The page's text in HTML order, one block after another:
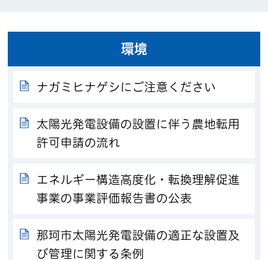
環境
ナガミヒナゲシにご注意ください
太陽光発電設備の設置に伴う農地転用
許可申請の流れ
エネルギー構造高度化・転換理解促進
事業の事業評価報告書の公表
那珂市太陽光発電設備の適正な設置及
び管理に関する条例